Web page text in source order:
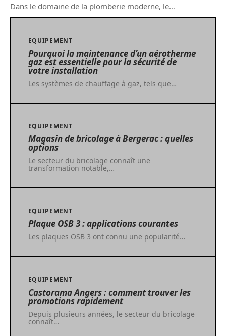
Dans le domaine de la plomberie moderne, le…
EQUIPEMENT
Pourquoi la maintenance d’un aérotherme
gaz est essentielle pour la sécurité de
votre installation
Les systèmes de chauffage à gaz, tels que…
EQUIPEMENT
Magasin de bricolage à Bergerac : quelles
options
Le secteur du bricolage connaît une
transformation notable,…
EQUIPEMENT
Plaque OSB 3 : applications courantes
Les plaques OSB 3 ont connu une popularité…
EQUIPEMENT
Castorama Angers : comment trouver les
promotions rapidement
Depuis plusieurs années, le secteur du bricolage
connaît…